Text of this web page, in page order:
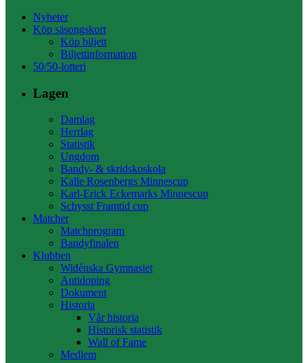
Nyheter
Köp säsongskort
Köp biljett
Biljettinformation
50/50-lotteri
Lagen
Damlag
Herrlag
Statistik
Ungdom
Bandy- & skridskoskola
Kalle Rosenbergs Minnescup
Karl-Erick Eckemarks Minnescup
Schysst Framtid cup
Matcher
Matchprogram
Bandyfinalen
Klubben
Widénska Gymnasiet
Antidoping
Dokument
Historia
Vår historia
Historisk statistik
Wall of Fame
Medlem